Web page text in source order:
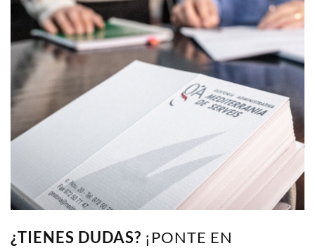
¿TIENES DUDAS? ¡PONTE EN